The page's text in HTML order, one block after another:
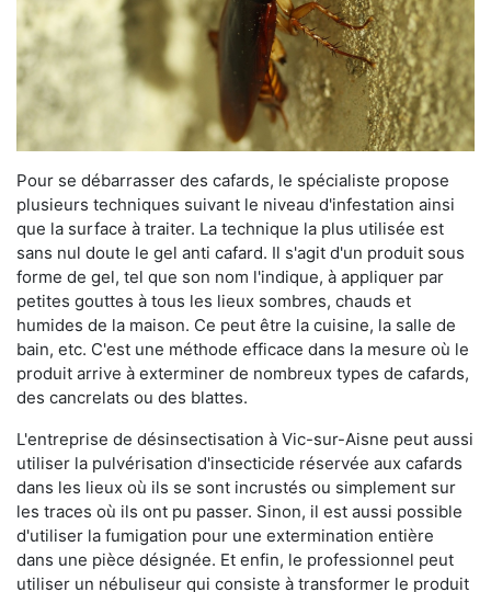
Pour se débarrasser des cafards, le spécialiste propose
plusieurs techniques suivant le niveau d'infestation ainsi
que la surface à traiter. La technique la plus utilisée est
sans nul doute le gel anti cafard. Il s'agit d'un produit sous
forme de gel, tel que son nom l'indique, à appliquer par
petites gouttes à tous les lieux sombres, chauds et
humides de la maison. Ce peut être la cuisine, la salle de
bain, etc. C'est une méthode efficace dans la mesure où le
produit arrive à exterminer de nombreux types de cafards,
des cancrelats ou des blattes.
L'entreprise de désinsectisation à Vic-sur-Aisne peut aussi
utiliser la pulvérisation d'insecticide réservée aux cafards
dans les lieux où ils se sont incrustés ou simplement sur
les traces où ils ont pu passer. Sinon, il est aussi possible
d'utiliser la fumigation pour une extermination entière
dans une pièce désignée. Et enfin, le professionnel peut
utiliser un nébuliseur qui consiste à transformer le produit